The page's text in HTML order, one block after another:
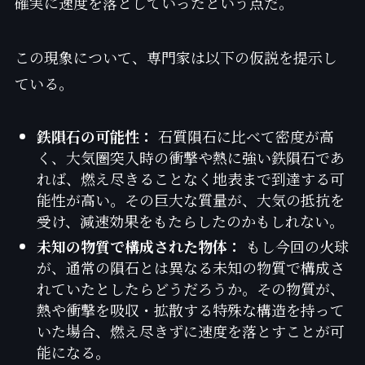
この現象について、専門家は以下の仮説を提示し
ている。
鉄隕石の可能性： 石質隕石に比べて密度が高
く、大気圏突入時の衝撃や熱に強い鉄隕石であ
れば、燃え尽きることなく地表まで到達する可
能性が高い。その巨大な質量が、大気の抵抗を
受け、減速効果をもたらしたのかもしれない。
未知の物質で構成された物体：
もし今回の火球
が、通常の隕石とは異なる未知の物質で構成さ
れていたとしたらどうだろうか。その物質が、
熱や衝撃を吸収・拡散する特殊な構造を持って
いた場合、燃え尽きずに速度を落とすことが可
能になる。